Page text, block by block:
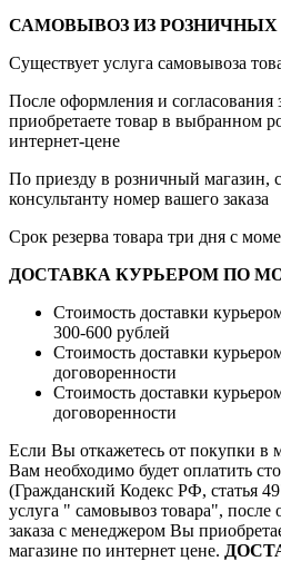
САМОВЫВОЗ ИЗ РОЗНИЧНЫХ
Существует услуга самовывоза
После оформления и согласования
приобретаете товар в выбранном
интернет-цене
По приезду в розничный магазин,
консультанту номер вашего заказа
Срок резерва товара три дня с
ДОСТАВКА КУРЬЕРОМ ПО
Стоимость доставки
300-600 рублей
Стоимость доставки
договоренности
Стоимость доставки
договоренности
Если Вы откажетесь от покупки в
Вам необходимо будет оплатить
(Гражданский Кодекс РФ, статья
услуга " самовывоз товара", после
заказа с менеджером Вы
магазине по интернет цене.